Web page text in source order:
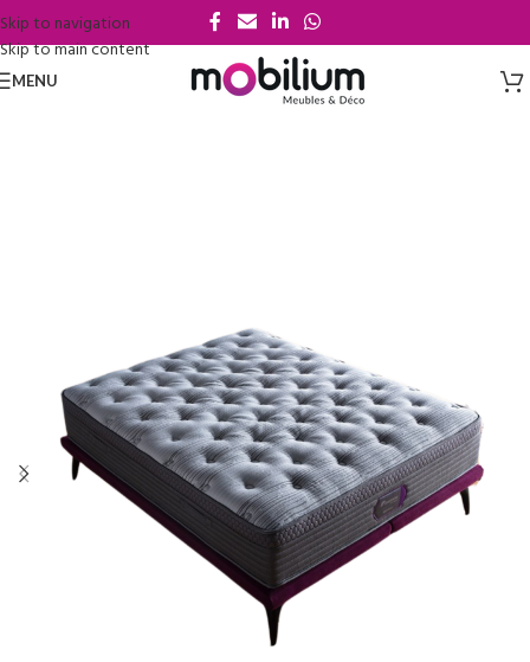
Skip to navigation
Skip to main content
MENU